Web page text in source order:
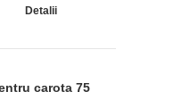
Detalii
carota 75